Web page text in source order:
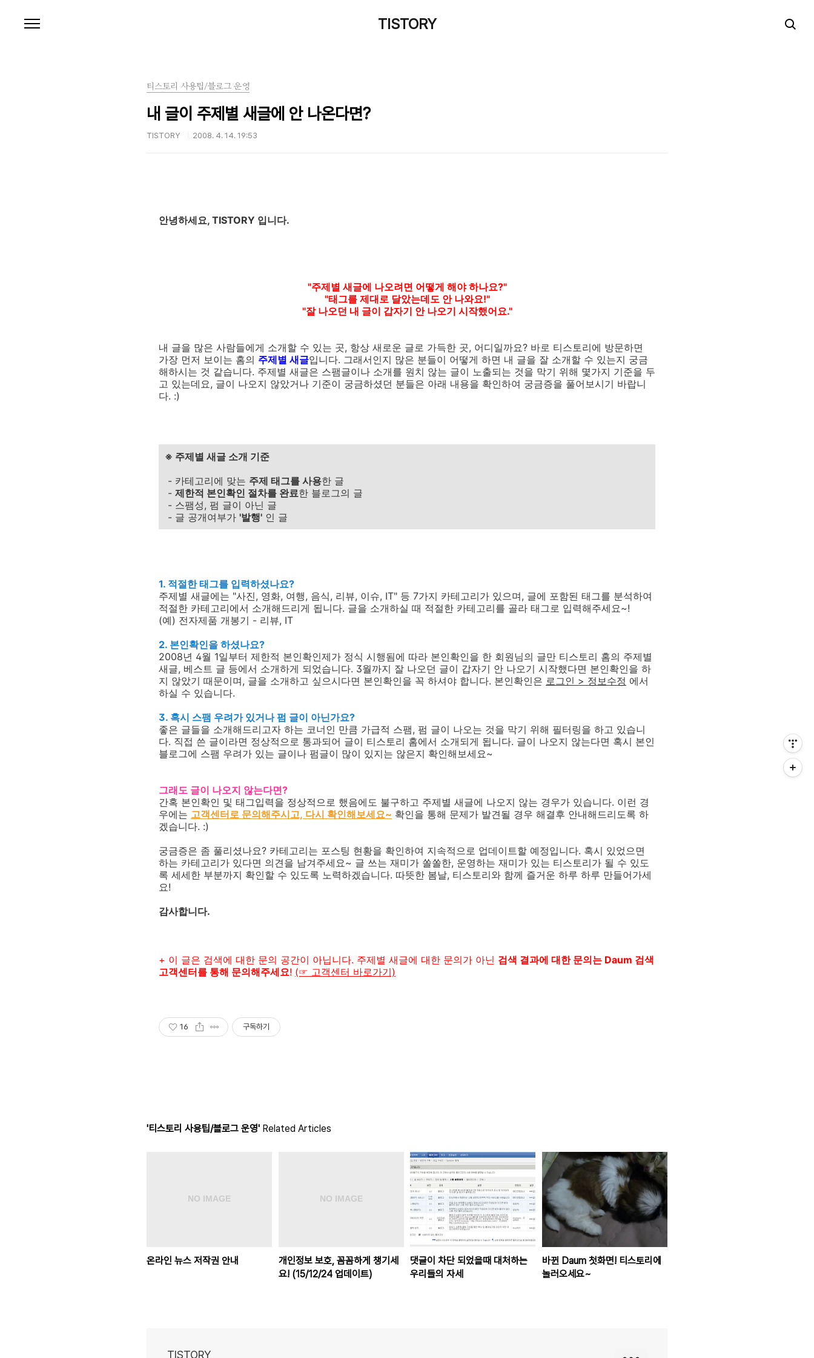
TISTORY
티스토리 사용팁/블로그 운영
내 글이 주제별 새글에 안 나온다면?
TISTORY 2008. 4. 14. 19:53
안녕하세요, TISTORY 입니다.
"주제별 새글에 나오려면 어떻게 해야 하나요?"
"태그를 제대로 달았는데도 안 나와요!"
"잘 나오던 내 글이 갑자기 안 나오기 시작했어요."
내 글을 많은 사람들에게 소개할 수 있는 곳, 항상 새로운 글로 가득한 곳, 어디일까요? 바로 티스토리에 방문하면
가장 먼저 보이는 홈의 주제별 새글입니다. 그래서인지 많은 분들이 어떻게 하면 내 글을 잘 소개할 수 있는지 궁금
해하시는 것 같습니다. 주제별 새글은 스팸글이나 소개를 원치 않는 글이 노출되는 것을 막기 위해 몇가지 기준을 두
고 있는데요, 글이 나오지 않았거나 기준이 궁금하셨던 분들은 아래 내용을 확인하여 궁금증을 풀어보시기 바랍니
다. :)
※ 주제별 새글 소개 기준
- 카테고리에 맞는 주제 태그를 사용한 글
- 제한적 본인확인 절차를 완료한 블로그의 글
- 스팸성, 펌 글이 아닌 글
- 글 공개여부가 '발행' 인 글
1. 적절한 태그를 입력하셨나요?
주제별 새글에는 "사진, 영화, 여행, 음식, 리뷰, 이슈, IT" 등 7가지 카테고리가 있으며, 글에 포함된 태그를 분석하여
적절한 카테고리에서 소개해드리게 됩니다. 글을 소개하실 때 적절한 카테고리를 골라 태그로 입력해주세요~!
(예) 전자제품 개봉기 - 리뷰, IT
2. 본인확인을 하셨나요?
2008년 4월 1일부터 제한적 본인확인제가 정식 시행됨에 따라 본인확인을 한 회원님의 글만 티스토리 홈의 주제별
새글, 베스트 글 등에서 소개하게 되었습니다. 3월까지 잘 나오던 글이 갑자기 안 나오기 시작했다면 본인확인을 하
지 않았기 때문이며, 글을 소개하고 싶으시다면 본인확인을 꼭 하셔야 합니다. 본인확인은 로그인 > 정보수정 에서
하실 수 있습니다.
3. 혹시 스팸 우려가 있거나 펌 글이 아닌가요?
좋은 글들을 소개해드리고자 하는 코너인 만큼 가급적 스팸, 펌 글이 나오는 것을 막기 위해 필터링을 하고 있습니
다. 직접 쓴 글이라면 정상적으로 통과되어 글이 티스토리 홈에서 소개되게 됩니다. 글이 나오지 않는다면 혹시 본인
블로그에 스팸 우려가 있는 글이나 펌글이 많이 있지는 않은지 확인해보세요~
그래도 글이 나오지 않는다면?
간혹 본인확인 및 태그입력을 정상적으로 했음에도 불구하고 주제별 새글에 나오지 않는 경우가 있습니다. 이런 경
우에는 고객센터로 문의해주시고, 다시 확인해보세요~ 확인을 통해 문제가 발견될 경우 해결후 안내해드리도록 하
겠습니다. :)
궁금증은 좀 풀리셨나요? 카테고리는 포스팅 현황을 확인하여 지속적으로 업데이트할 예정입니다. 혹시 있었으면
하는 카테고리가 있다면 의견을 남겨주세요~ 글 쓰는 재미가 쏠쏠한, 운영하는 재미가 있는 티스토리가 될 수 있도
록 세세한 부분까지 확인할 수 있도록 노력하겠습니다. 따뜻한 봄날, 티스토리와 함께 즐거운 하루 하루 만들어가세
요!
감사합니다.
+ 이 글은 검색에 대한 문의 공간이 아닙니다. 주제별 새글에 대한 문의가 아닌 검색 결과에 대한 문의는 Daum 검색
고객센터를 통해 문의해주세요! (☞ 고객센터 바로가기)
16 구독하기
'티스토리 사용팁/블로그 운영' Related Articles
온라인 뉴스 저작권 안내
개인정보 보호, 꼼꼼하게 챙기세
요! (15/12/24 업데이트)
댓글이 차단 되었을때 대처하는
우리들의 자세
바뀐 Daum 첫화면! 티스토리에
놀러오세요~
TISTORY